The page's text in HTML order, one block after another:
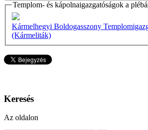
Templom- és kápolnaigazgatóságok a
Kármelhegyi Boldogasszony
(Kármeliták)
Keresés
Az oldalon